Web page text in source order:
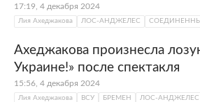
17:19, 4 декабря 2024
Лия Ахеджакова ЛОС-АНДЖЕЛЕС
Ахеджакова произнесла
Украине!» после спектакля
15:56, 4 декабря 2024
Лия Ахеджакова ВСУ БРЕМЕН ЛОС-АНДЖЕЛЕС